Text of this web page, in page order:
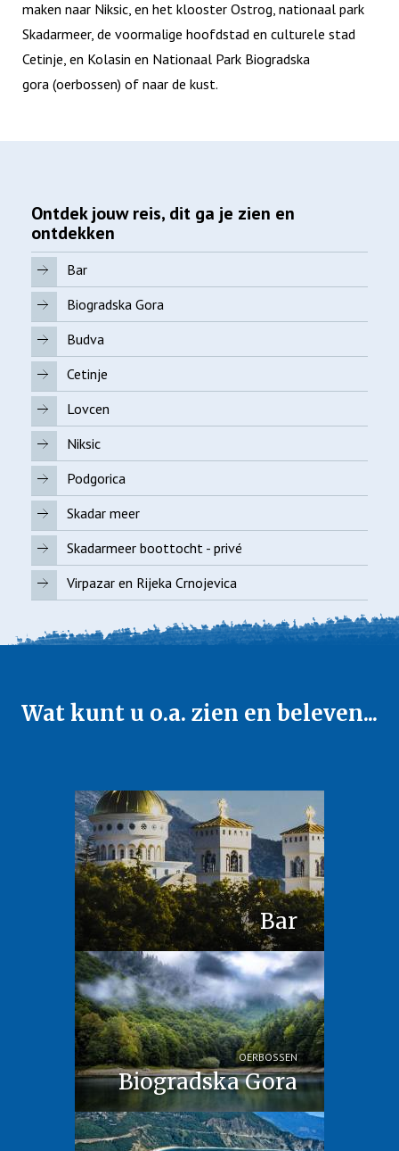
maken naar Niksic, en het klooster Ostrog, nationaal park
Skadarmeer, de voormalige hoofdstad en culturele stad
Cetinje, en Kolasin en Nationaal Park Biogradska
gora (oerbossen) of naar de kust.
Ontdek jouw reis, dit ga je zien en
ontdekken
Bar
Biogradska Gora
Budva
Cetinje
Lovcen
Niksic
Podgorica
Skadar meer
Skadarmeer boottocht - privé
Virpazar en Rijeka Crnojevica
Wat kunt u o.a. zien en beleven...
Bar
Biogradska Gora
OERBOSSEN